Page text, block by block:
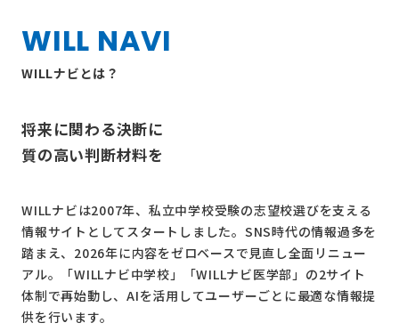
WILL NAVI
WILLナビとは？
将来に関わる決断に
質の高い判断材料を
WILLナビは2007年、私立中学校受験の志望校選びを支える
情報サイトとしてスタートしました。SNS時代の情報過多を
踏まえ、2026年に内容をゼロベースで見直し全面リニュー
アル。
「WILLナビ中学校」 「WILLナビ医学部」 の2サイト
体制で再始動し、AIを活用してユーザーごとに最適な情報提
供を行います。